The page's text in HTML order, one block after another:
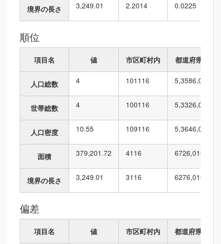
境界の長さ 3,249.01 2.2014 0.0225
順位
項目名 値 市区町村内 都道府県内
人口総数 4 101 116 5,3586,010
世帯総数 4 100116 5,3326,010
人口密度 10.55 109116 5,3646,010
面積 379,201.72 4116 6726,010
境界の長さ 3,249.01 3116 6276,010
偏差
項目名 値 市区町村内 都道府県内